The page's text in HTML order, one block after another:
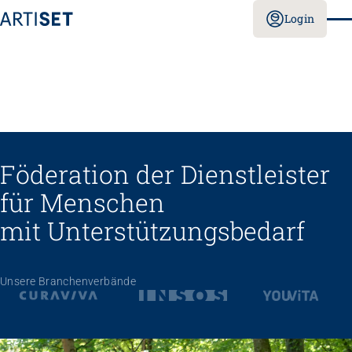
Login
Föderation der Dienstleister
für Menschen
mit Unterstützungs­bedarf
Unsere Branchenverbände